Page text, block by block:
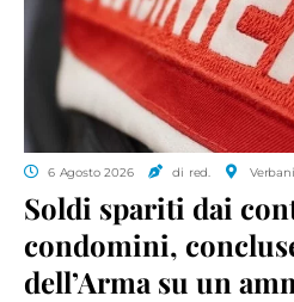
6 Agosto 2026 di red.
Soldi spariti dai
condomini,
dell’Arma su un